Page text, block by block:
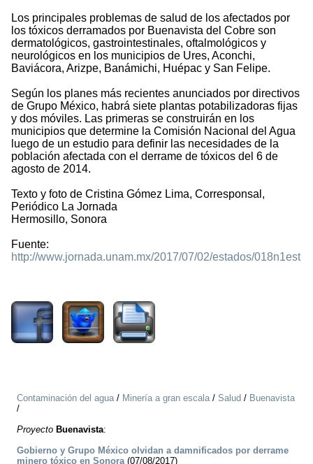
Los principales problemas de salud de los afectados por
los tóxicos derramados por Buenavista del Cobre son
dermatológicos, gastrointestinales, oftalmológicos y
neurológicos en los municipios de Ures, Aconchi,
Baviácora, Arizpe, Banámichi, Huépac y San Felipe.
Según los planes más recientes anunciados por directivos
de Grupo México, habrá siete plantas potabilizadoras fijas
y dos móviles. Las primeras se construirán en los
municipios que determine la Comisión Nacional del Agua
luego de un estudio para definir las necesidades de la
población afectada con el derrame de tóxicos del 6 de
agosto de 2014.
Texto y foto de Cristina Gómez Lima, Corresponsal,
Periódico La Jornada
Hermosillo, Sonora
Fuente:
http://www.jornada.unam.mx/2017/07/02/estados/018n1est
Contaminación del agua/ Minería a gran escala/ Salud / Buenavista
/
Proyecto Buenavista:
Gobierno y Grupo México olvidan a damnificados por derrame
minero tóxico en Sonora(07/08/2017)